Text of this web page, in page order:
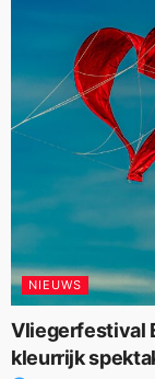
NIEUWS
Vliegerfestival
kleurrijk